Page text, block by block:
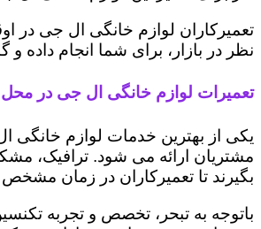
تعمیرکاران لوازم خانگی ال جی در
نظر در بازار، برای شما انجام داده
تعمیرات لوازم خانگی ال جی در
یکی از بهترین خدمات لوازم
مشتریان ارائه می شود. ترافیک،
بگیرند تا تعمیرکاران در زمان
باتوجه به تبحر، تخصص و تجربه